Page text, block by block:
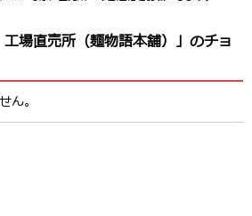
場直売所（麺物語本舗）」のチョ
ん。